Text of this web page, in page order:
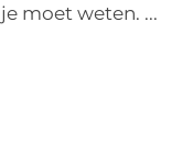
je moet weten. ...